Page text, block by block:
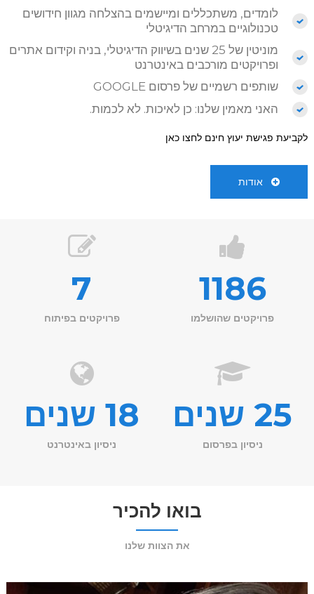
לומדים, משתכללים ומיישמים בהצלחה מגוון חידושים
טכנולוגיים במרחב הדיגיטלי
מוניטין של 25 שנים בשיווק הדיגיטלי, בניה וקידום אתרים
ופרויקטים מורכבים באינטרנט
שותפים רשמיים של פרסום GOOGLE
האני מאמין שלנו: כן לאיכות. לא לכמות.
לקביעת פגישת יעוץ חינם לחצו כאן
אודות
1186
פרויקטים שהושלמו
7
פרויקטים בפיתוח
25 שנים
ניסיון בפרסום
18 שנים
ניסיון באינטרנט
בואו להכיר
את הצוות שלנו